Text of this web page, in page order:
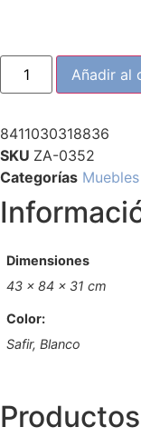
Añadir al
8411030318836
SKU ZA-0352
Categorías
Dimensiones
43 × 84 × 31 cm
Color:
Safir, Blanco